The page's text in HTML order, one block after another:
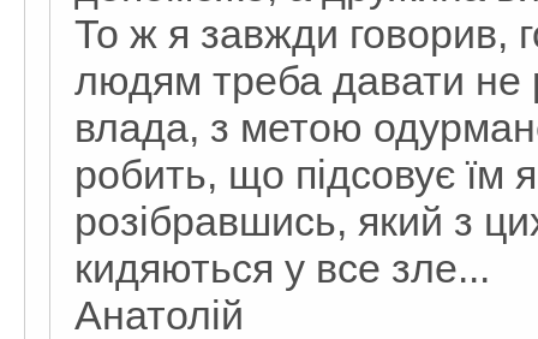
То ж я завжди говорив,
людям треба давати не
влада, з метою
робить, що підсовує їм
розібравшись, який з
кидяються у все зле...
Анатолій